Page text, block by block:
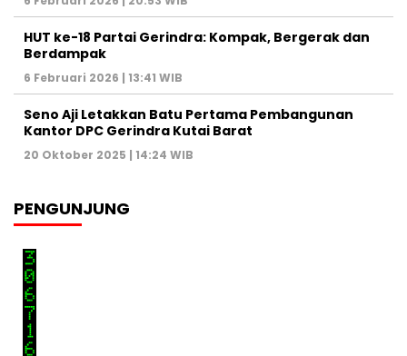
HUT ke-18 Partai Gerindra: Kompak, Bergerak dan
Berdampak
6 Februari 2026 | 13:41 WIB
Seno Aji Letakkan Batu Pertama Pembangunan
Kantor DPC Gerindra Kutai Barat
20 Oktober 2025 | 14:24 WIB
PENGUNJUNG